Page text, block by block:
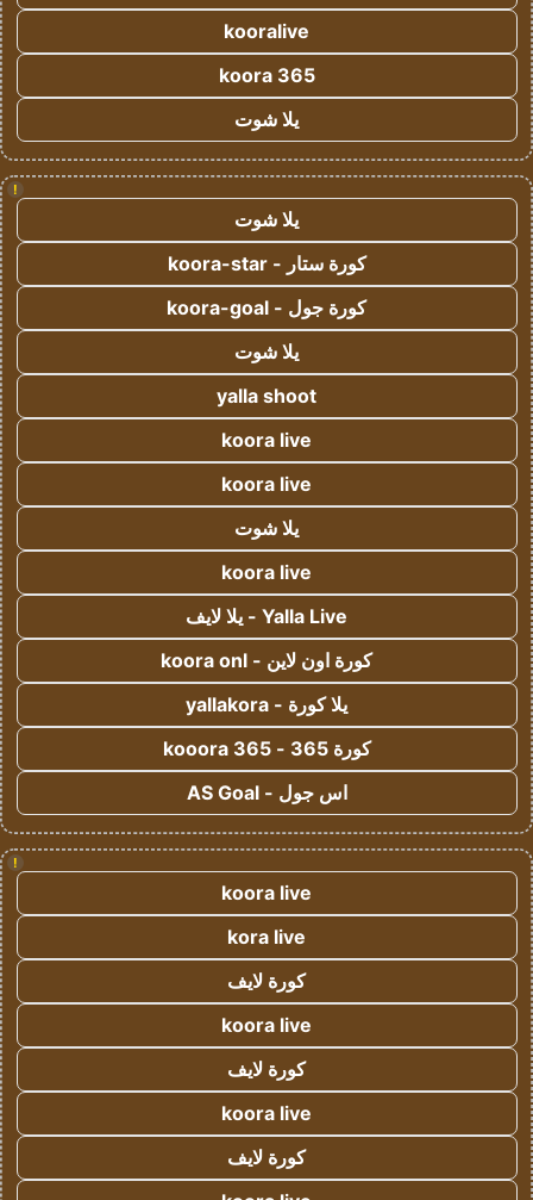
kooralive
koora 365
يلا شوت
!
يلا شوت
كورة ستار - koora-star
كورة جول - koora-goal
يلا شوت
yalla shoot
koora live
koora live
يلا شوت
koora live
Yalla Live - يلا لايف
كورة اون لاين - koora onl
يلا كورة - yallakora
كورة 365 - kooora 365
اس جول - AS Goal
!
koora live
kora live
كورة لايف
koora live
كورة لايف
koora live
كورة لايف